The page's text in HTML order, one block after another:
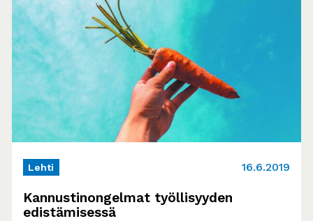
Lehti 16.6.2019
Kannustinongelmat työllisyyden
edistämisessä